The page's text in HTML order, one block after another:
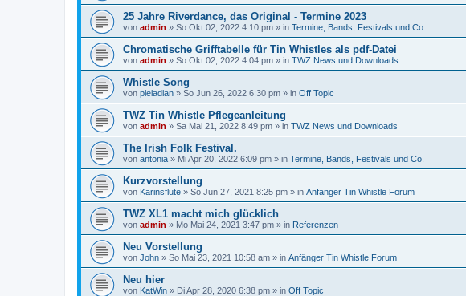
25 Jahre Riverdance, das Original - Termine 2023
von admin » So Okt 02, 2022 4:10 pm » in Termine, Bands, Festivals und Co.
Chromatische Grifftabelle für Tin Whistles als pdf-Datei
von admin » So Okt 02, 2022 4:04 pm » in TWZ News und Downloads
Whistle Song
von pleiadian » So Jun 26, 2022 6:30 pm » in Off Topic
TWZ Tin Whistle Pflegeanleitung
von admin » Sa Mai 21, 2022 8:49 pm » in TWZ News und Downloads
The Irish Folk Festival.
von antonia » Mi Apr 20, 2022 6:09 pm » in Termine, Bands, Festivals und Co.
Kurzvorstellung
von Karinsflute » So Jun 27, 2021 8:25 pm » in Anfänger Tin Whistle Forum
TWZ XL1 macht mich glücklich
von admin » Mo Mai 24, 2021 3:47 pm » in Referenzen
Neu Vorstellung
von John » So Mai 23, 2021 10:58 am » in Anfänger Tin Whistle Forum
Neu hier
von KatWin » Di Apr 28, 2020 6:38 pm » in Off Topic